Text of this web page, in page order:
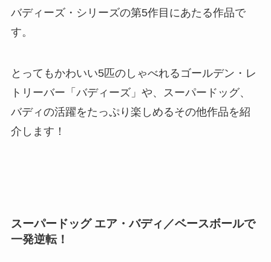
バディーズ・シリーズの第5作目にあたる作品で
す。
とってもかわいい5匹のしゃべれるゴールデン・レ
トリーバー「バディーズ」や、スーパードッグ、
バディの活躍をたっぷり楽しめるその他作品を紹
介します！
スーパードッグ エア・バディ／ベースボールで
一発逆転！